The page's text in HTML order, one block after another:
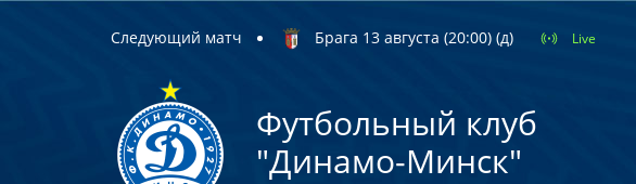
Следующий матч Брага 13 августа (20:00) (д) Live
Футбольный клуб
"Динамо-Минск"